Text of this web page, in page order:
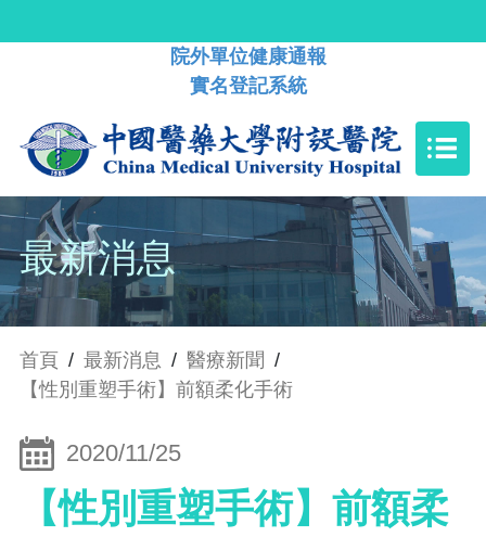
院外單位健康通報
實名登記系統
最新消息
首頁 / 最新消息 / 醫療新聞 /
【性別重塑手術】前額柔化手術
2020/11/25
【性別重塑手術】前額柔